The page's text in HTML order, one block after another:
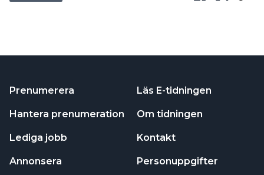
Prenumerera
Hantera prenumeration
Lediga jobb
Annonsera
Läs E-tidningen
Om tidningen
Kontakt
Personuppgifter